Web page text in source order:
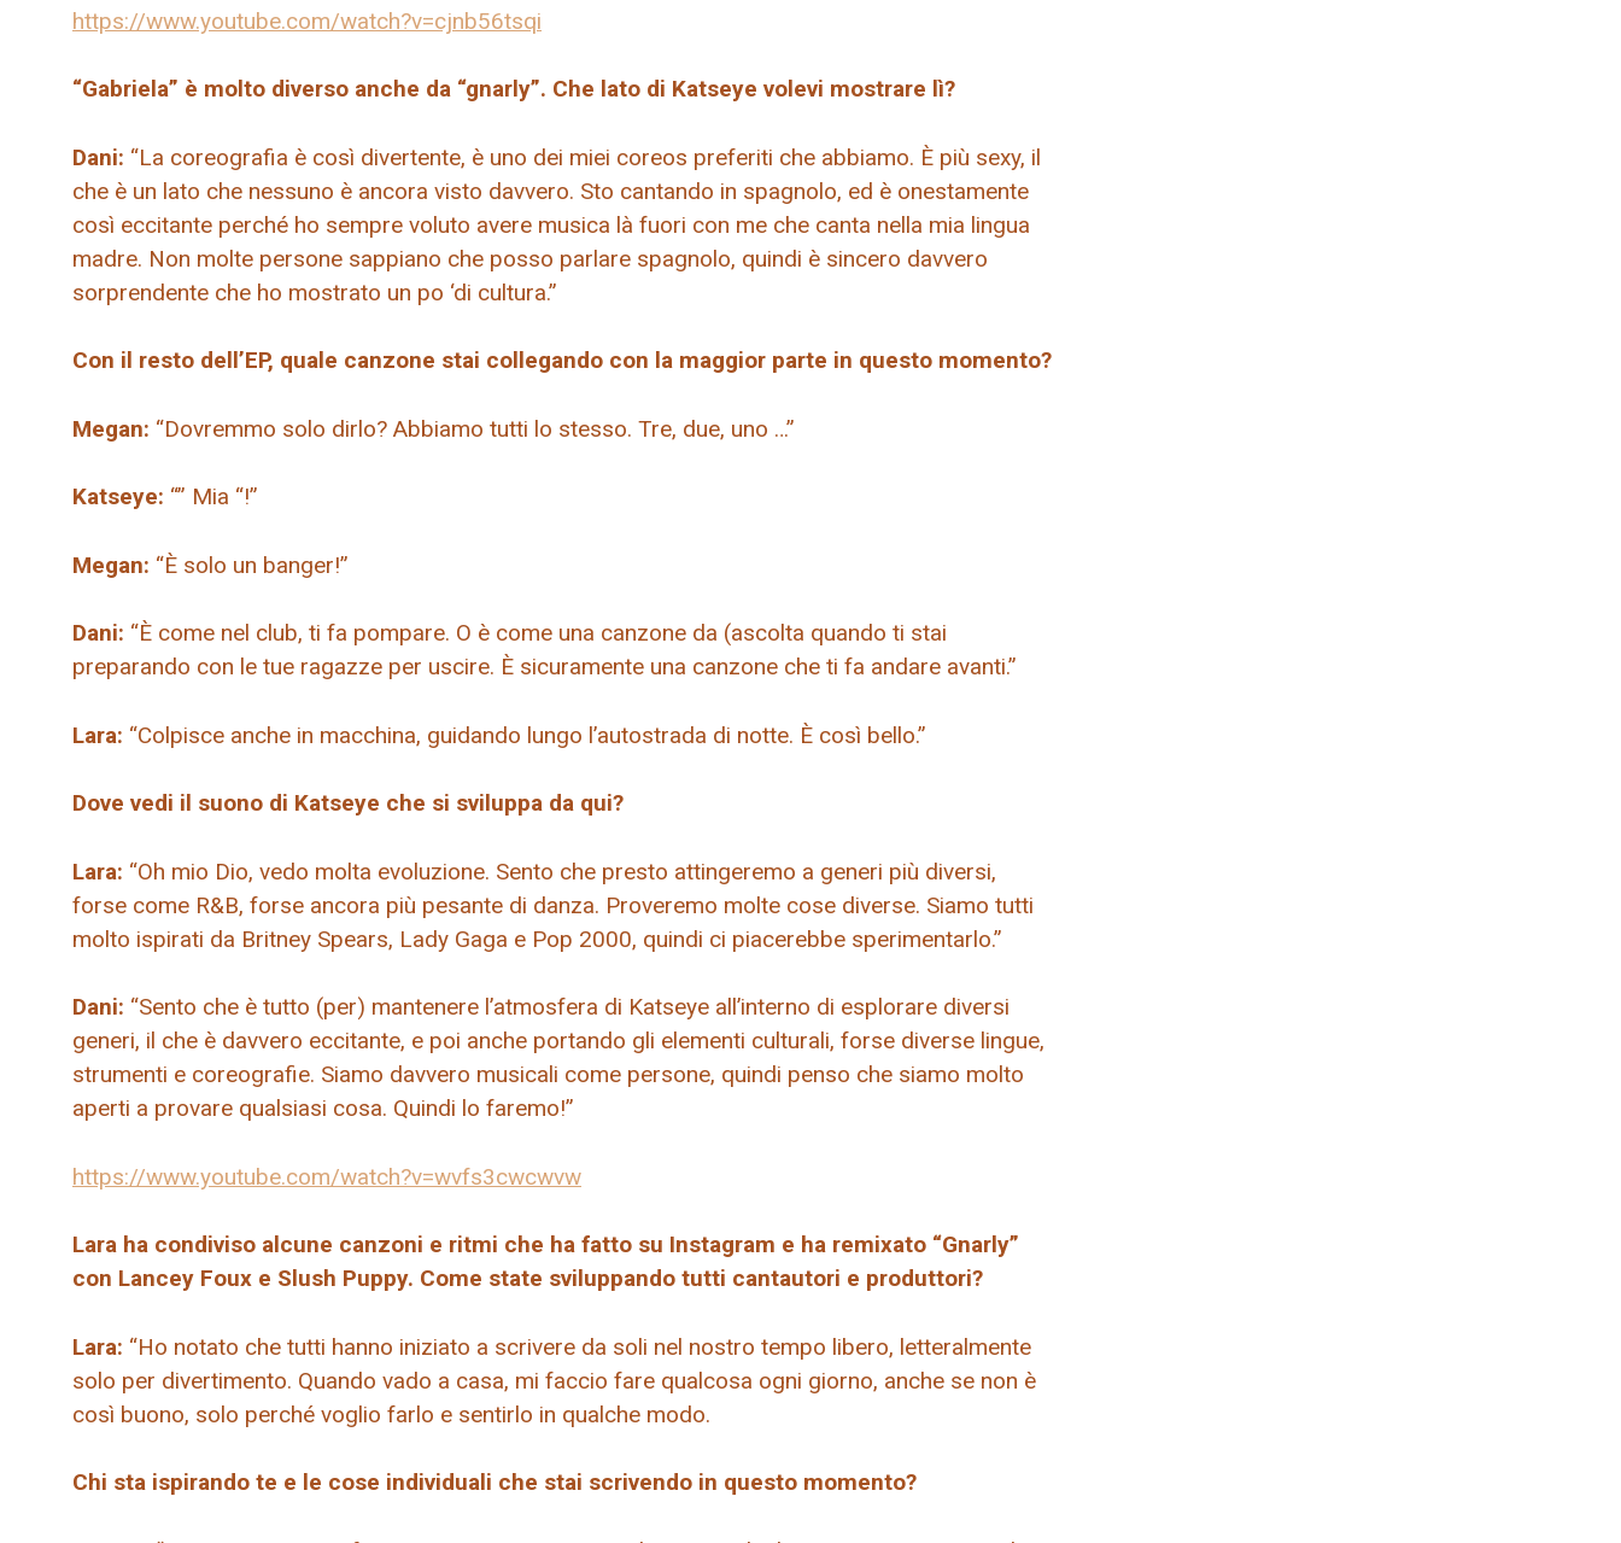
https://www.youtube.com/watch?v=cjnb56tsqi
“Gabriela” è molto diverso anche da “gnarly”. Che lato di Katseye volevi mostrare lì?
Dani: “La coreografia è così divertente, è uno dei miei coreos preferiti che abbiamo. È più sexy, il
che è un lato che nessuno è ancora visto davvero. Sto cantando in spagnolo, ed è onestamente
così eccitante perché ho sempre voluto avere musica là fuori con me che canta nella mia lingua
madre. Non molte persone sappiano che posso parlare spagnolo, quindi è sincero davvero
sorprendente che ho mostrato un po ‘di cultura.”
Con il resto dell’EP, quale canzone stai collegando con la maggior parte in questo momento?
Megan: “Dovremmo solo dirlo? Abbiamo tutti lo stesso. Tre, due, uno …”
Katseye: “” Mia “!”
Megan: “È solo un banger!”
Dani: “È come nel club, ti fa pompare. O è come una canzone da (ascolta quando ti stai
preparando con le tue ragazze per uscire. È sicuramente una canzone che ti fa andare avanti.”
Lara: “Colpisce anche in macchina, guidando lungo l’autostrada di notte. È così bello.”
Dove vedi il suono di Katseye che si sviluppa da qui?
Lara: “Oh mio Dio, vedo molta evoluzione. Sento che presto attingeremo a generi più diversi,
forse come R&B, forse ancora più pesante di danza. Proveremo molte cose diverse. Siamo tutti
molto ispirati da Britney Spears, Lady Gaga e Pop 2000, quindi ci piacerebbe sperimentarlo.”
Dani: “Sento che è tutto (per) mantenere l’atmosfera di Katseye all’interno di esplorare diversi
generi, il che è davvero eccitante, e poi anche portando gli elementi culturali, forse diverse lingue,
strumenti e coreografie. Siamo davvero musicali come persone, quindi penso che siamo molto
aperti a provare qualsiasi cosa. Quindi lo faremo!”
https://www.youtube.com/watch?v=wvfs3cwcwvw
Lara ha condiviso alcune canzoni e ritmi che ha fatto su Instagram e ha remixato “Gnarly”
con Lancey Foux e Slush Puppy. Come state sviluppando tutti cantautori e produttori?
Lara: “Ho notato che tutti hanno iniziato a scrivere da soli nel nostro tempo libero, letteralmente
solo per divertimento. Quando vado a casa, mi faccio fare qualcosa ogni giorno, anche se non è
così buono, solo perché voglio farlo e sentirlo in qualche modo.
Chi sta ispirando te e le cose individuali che stai scrivendo in questo momento?